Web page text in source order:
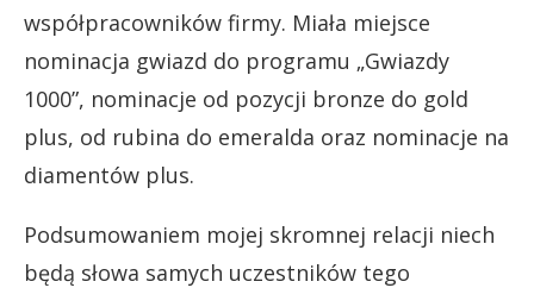
współpracowników firmy. Miała miejsce
nominacja gwiazd do programu „Gwiazdy
1000”, nominacje od pozycji bronze do gold
plus, od rubina do emeralda oraz nominacje na
diamentów plus.
Podsumowaniem mojej skromnej relacji niech
będą słowa samych uczestników tego